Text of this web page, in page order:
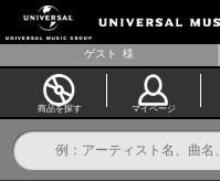
ゲスト 様
商品を探す マイページ